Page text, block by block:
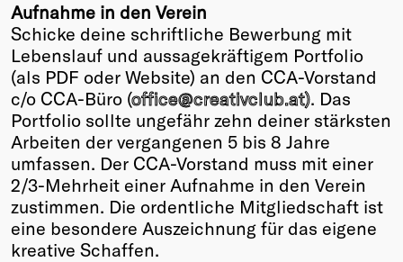
Aufnahme in den Verein
Schicke deine schriftliche Bewerbung mit
Lebenslauf und aussagekräftigem Portfolio
(als PDF oder Website) an den CCA-Vorstand
c/o CCA-Büro (office@creativclub.at). Das
Portfolio sollte ungefähr zehn deiner stärksten
Arbeiten der vergangenen 5 bis 8 Jahre
umfassen. Der CCA-Vorstand muss mit einer
2/3-Mehrheit einer Aufnahme in den Verein
zustimmen. Die ordentliche Mitgliedschaft ist
eine besondere Auszeichnung für das eigene
kreative Schaffen.